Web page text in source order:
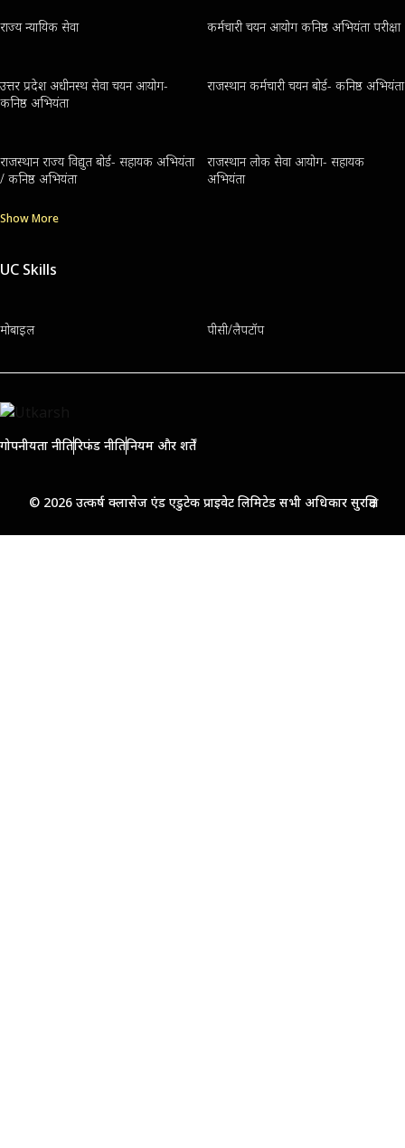
राज्य न्यायिक सेवा कर्मचारी चयन आयोग कनिष्ठ अभियंता परीक्षा
उत्तर प्रदेश अधीनस्थ सेवा चयन आयोग-
कनिष्ठ अभियंता
राजस्थान कर्मचारी चयन बोर्ड- कनिष्ठ अभियंता
राजस्थान राज्य विद्युत बोर्ड- सहायक अभियंता
/ कनिष्ठ अभियंता
राजस्थान लोक सेवा आयोग- सहायक
अभियंता
Show More
UC Skills
मोबाइल पीसी/लैपटॉप
गोपनीयता नीतिरिफंड नीतिनियम और शर्तें
© 2026 उत्कर्ष क्लासेज एंड एडुटेक प्राइवेट लिमिटेड सभी अधिकार सुरक्षित